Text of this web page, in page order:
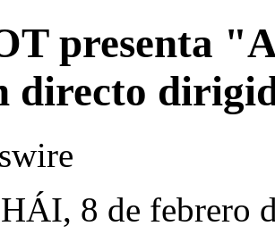
presenta
directo
8 de febrero